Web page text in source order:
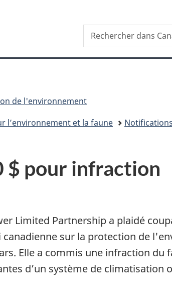
Rechercher
dans
de l'environnement
l’environnement et la faune
$ pour infraction
Limited Partnership a plaidé
sur la protection de
Elle a commis une infraction du
d’un système de climatisation